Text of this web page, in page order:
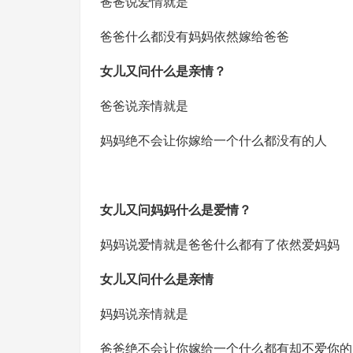
爸爸什么都没有妈妈依然嫁给爸爸
女儿又问什么是亲情？
爸爸说亲情就是
妈妈绝不会让你嫁给一个什么都没有的人
女儿又问妈妈什么是爱情？
妈妈说爱情就是爸爸什么都有了依然爱妈妈
女儿又问什么是亲情
妈妈说亲情就是
爸爸绝不会让你嫁给一个什么都有却不爱你